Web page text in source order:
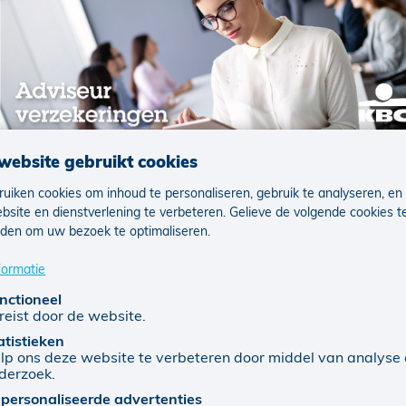
verzekeringen
enkele jaren gestaag toenemen. Steeds meer gezinnen
van pas te reageren als er iets misloopt. De groei in
bewuster bezig zijn met hun financiële bescherming op
bijvoorbeeld om de autoverzekering, de
Mensen willen zich beschermen tegen
Ook bij levensverzekeringen merken we een stijgende
om extra kapitaal op te bouwen voor later.
gebruikt cookies
cookies om inhoud te personaliseren, gebruik te analyseren, en
en dienstverlening te verbeteren. Gelieve de volgende cookies
om uw bezoek te optimaliseren.
door de website.
ons deze website te verbeteren door middel van analyse
advertenties